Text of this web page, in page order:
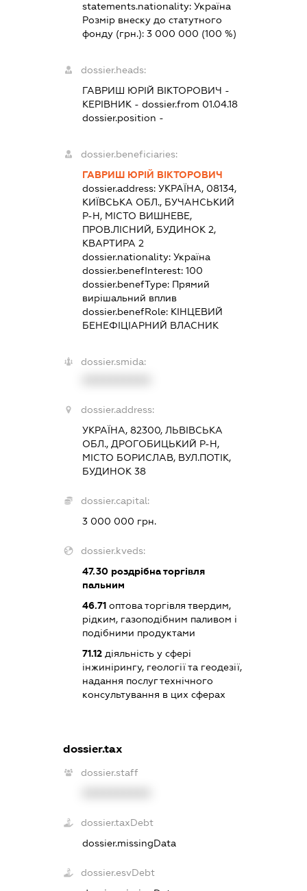
statements.nationality:Україна
Розмір внеску до статутного
фонду (грн.):3 000 000 (100 %)
dossier.heads:
ГАВРИШ ЮРІЙ ВІКТОРОВИЧ -
КЕРІВНИК - dossier.from 01.04.18
dossier.position -
dossier.beneficiaries:
ГАВРИШ ЮРІЙ ВІКТОРОВИЧ
dossier.address:УКРАЇНА, 08134,
КИЇВСЬКА ОБЛ., БУЧАНСЬКИЙ
Р-Н, МІСТО ВИШНЕВЕ,
ПРОВ.ЛІСНИЙ, БУДИНОК 2,
КВАРТИРА 2
dossier.nationality:Україна
dossier.benefInterest:100
dossier.benefType: Прямий
вирішальний вплив
dossier.benefRole: КІНЦЕВИЙ
БЕНЕФІЦІАРНИЙ ВЛАСНИК
dossier.smida:
dossier.address:
УКРАЇНА, 82300, ЛЬВІВСЬКА
ОБЛ., ДРОГОБИЦЬКИЙ Р-Н,
МІСТО БОРИСЛАВ, ВУЛ.ПОТІК,
БУДИНОК 38
dossier.capital:
3 000 000 грн.
dossier.kveds:
47.30 роздрібна торгівля
пальним
46.71 оптова торгівля твердим,
рідким, газоподібним паливом і
подібними продуктами
71.12 діяльність у сфері
інжинірингу, геології та геодезії,
надання послуг технічного
консультування в цих сферах
dossier.tax
dossier.staff
dossier.taxDebt
dossier.missingData
dossier.esvDebt